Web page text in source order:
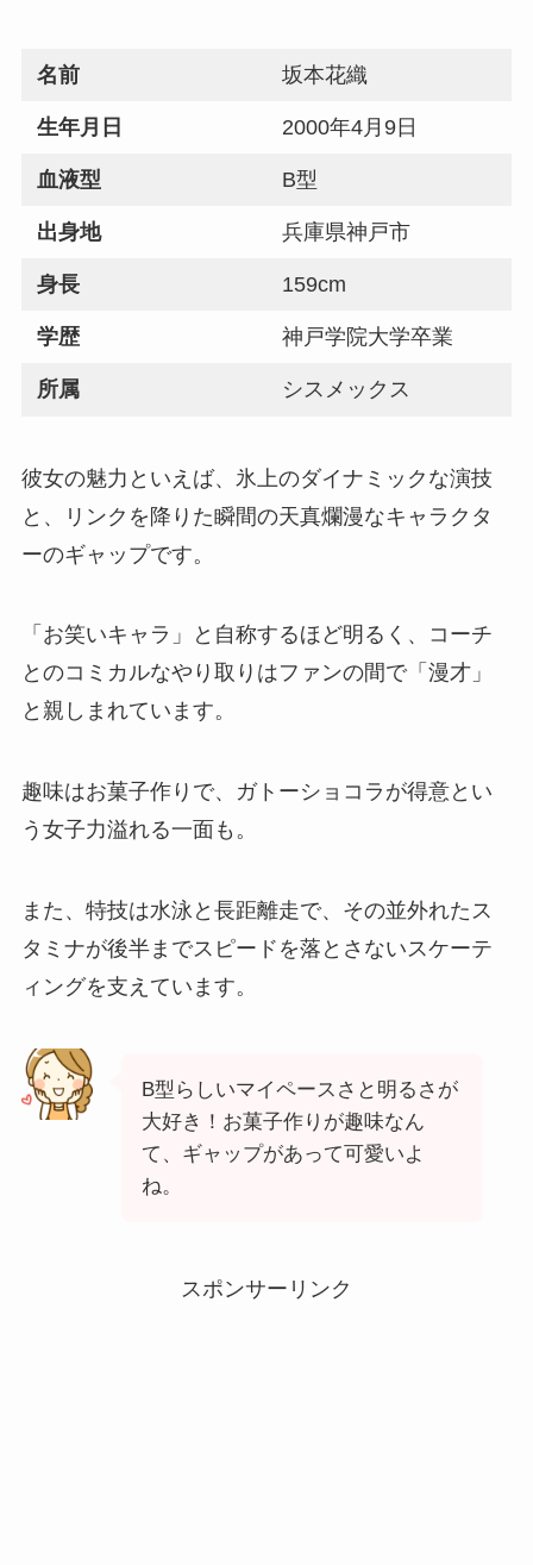
名前 坂本花織
生年月日 2000年4月9日
血液型 B型
出身地 兵庫県神戸市
身長 159cm
学歴 神戸学院大学卒業
所属 シスメックス
彼女の魅力といえば、氷上のダイナミックな演技
と、リンクを降りた瞬間の天真爛漫なキャラクタ
ーのギャップです。
「お笑いキャラ」と自称するほど明るく、コーチ
とのコミカルなやり取りはファンの間で「漫才」
と親しまれています。
趣味はお菓子作りで、ガトーショコラが得意とい
う女子力溢れる一面も。
また、特技は水泳と長距離走で、その並外れたス
タミナが後半までスピードを落とさないスケーテ
ィングを支えています。
B型らしいマイペースさと明るさが
大好き！お菓子作りが趣味なん
て、ギャップがあって可愛いよ
ね。
スポンサーリンク